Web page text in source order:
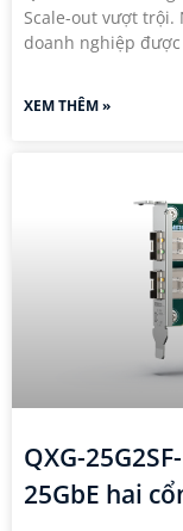
Scale-out vượt trội.
doanh nghiệp
XEM THÊM »
QXG-
25GbE hai